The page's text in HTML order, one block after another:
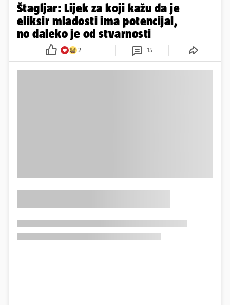
Štagljar: Lijek za koji kažu da je
eliksir mladosti ima potencijal,
no daleko je od stvarnosti
2 15